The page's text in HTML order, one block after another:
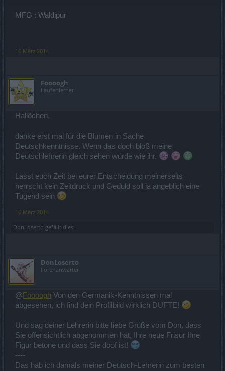
MFG : Waldipur
16 März 2014
Foooogh
Laufenlerner
Hallöchen,
danke erst mal für die Blumen in Sache
Deutschkenntnisse. Wenn das doch bloß meine
Deutschlehrerin gleich sehen würde wie ihr.
Lasst euch Zeit bei eurer Entscheidung meinerseits
herrscht kein Zeitdruck und Geduld soll ja angeblich eine
Tugend sein
16 März 2014
DonLoserto gefällt dies.
DonLoserto
Forenanwärter
@ Foooogh Von den Germanik-Kenntnissen mal
abgesehen, ich find dein Profilbild wirklich DUFTE!
Und sag deiner Lehrerin bitte liebe Grüße vom Don, dass
Sie offensichtlich abgenommen hat, Ihre neue Frisur Ihre
Figur betone und dass Sie doof ist!
----
Das hab ich damals meiner Deutsch-Lehrerin zum besten